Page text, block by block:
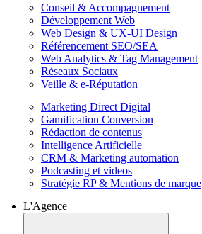
Conseil & Accompagnement
Développement Web
Web Design & UX-UI Design
Référencement SEO/SEA
Web Analytics & Tag Management
Réseaux Sociaux
Veille & e-Réputation
Marketing Direct Digital
Gamification Conversion
Rédaction de contenus
Intelligence Artificielle
CRM & Marketing automation
Podcasting et videos
Stratégie RP & Mentions de marque
L'Agence